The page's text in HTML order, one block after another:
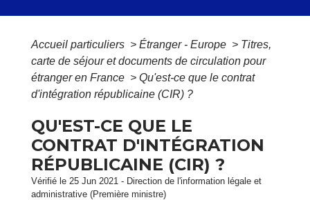
Accueil particuliers > Étranger - Europe > Titres,
carte de séjour et documents de circulation pour
étranger en France > Qu'est-ce que le contrat
d'intégration républicaine (CIR) ?
QU'EST-CE QUE LE
CONTRAT D'INTÉGRATION
RÉPUBLICAINE (CIR) ?
Vérifié le 25 Jun 2021 - Direction de l'information légale et
administrative (Première ministre)